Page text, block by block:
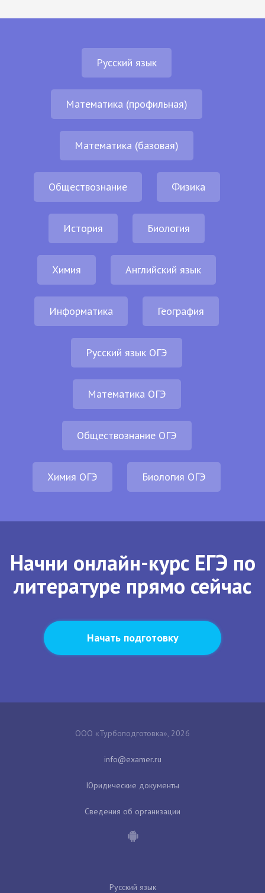
Русский язык
Математика (профильная)
Математика (базовая)
Обществознание Физика
История Биология
Химия Английский язык
Информатика География
Русский язык ОГЭ
Математика ОГЭ
Обществознание ОГЭ
Химия ОГЭ Биология ОГЭ
Начни онлайн-курс ЕГЭ по
литературе прямо сейчас
Начать подготовку
ООО «Турбоподготовка», 2026
Юридические документы
Сведения об организации
Русский язык